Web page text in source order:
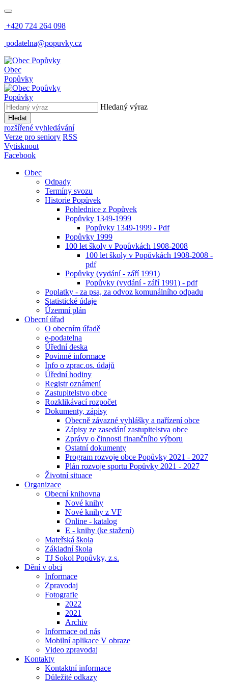
+420 724 264 098
podatelna@popuvky.cz
Obec
Popůvky
Popůvky
Hledaný výraz
Hledat
rozšířené vyhledávání
Verze pro seniory RSS
Vytisknout
Facebook
Obec
Odpady
Termíny svozu
Historie Popůvek
Pohlednice z Popůvek
Popůvky 1349-1999
Popůvky 1349-1999 - Pdf
Popůvky 1999
100 let školy v Popůvkách 1908-2008
100 let školy v Popůvkách 1908-2008 -
pdf
Popůvky (vydání - září 1991)
Popůvky (vydání - září 1991) - pdf
Poplatky - za psa, za odvoz komunálního odpadu
Statistické údaje
Územní plán
Obecní úřad
O obecním úřadě
e-podatelna
Úřední deska
Povinné informace
Info o zprac.os. údajů
Úřední hodiny
Registr oznámení
Zastupitelstvo obce
Rozklikávací rozpočet
Dokumenty, zápisy
Obecně závazné vyhlášky a nařízení obce
Zápisy ze zasedání zastupitelstva obce
Zprávy o činnosti finančního výboru
Ostatní dokumenty
Program rozvoje obce Popůvky 2021 - 2027
Plán rozvoje sportu Popůvky 2021 - 2027
Životní situace
Organizace
Obecní knihovna
Nové knihy
Nové knihy z VF
Online - katalog
E - knihy (ke stažení)
Mateřská škola
Základní škola
TJ Sokol Popůvky, z.s.
Dění v obci
Informace
Zpravodaj
Fotografie
2022
2021
Archiv
Informace od nás
Mobilní aplikace V obraze
Video zpravodaj
Kontakty
Kontaktní informace
Důležité odkazy